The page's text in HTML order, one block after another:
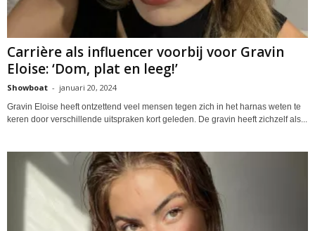
Carrière als influencer voorbij voor Gravin
Eloise: ‘Dom, plat en leeg!’
Showboat - januari 20, 2024
Gravin Eloise heeft ontzettend veel mensen tegen zich in het harnas weten te
keren door verschillende uitspraken kort geleden. De gravin heeft zichzelf als...